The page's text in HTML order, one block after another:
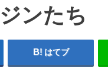
ンたち
はてブ